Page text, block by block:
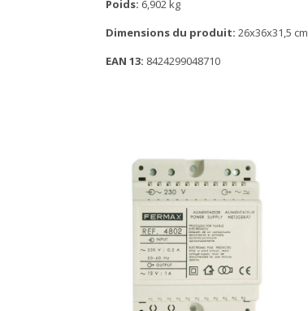
Poids: 6,902 kg
Dimensions du produit: 26x36x31,5 cm
EAN 13: 8424299048710